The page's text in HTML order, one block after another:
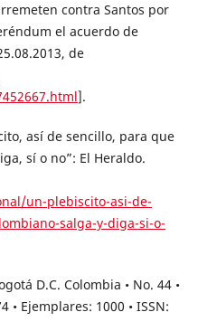
contra Santos por
el acuerdo de
de
].
así de sencillo, para que
sí o no”: El Heraldo.
un-plebiscito-asi-de-
salga-y-diga-si-o-
D.C. Colombia • No. 44 •
• Ejemplares: 1000 • ISSN: